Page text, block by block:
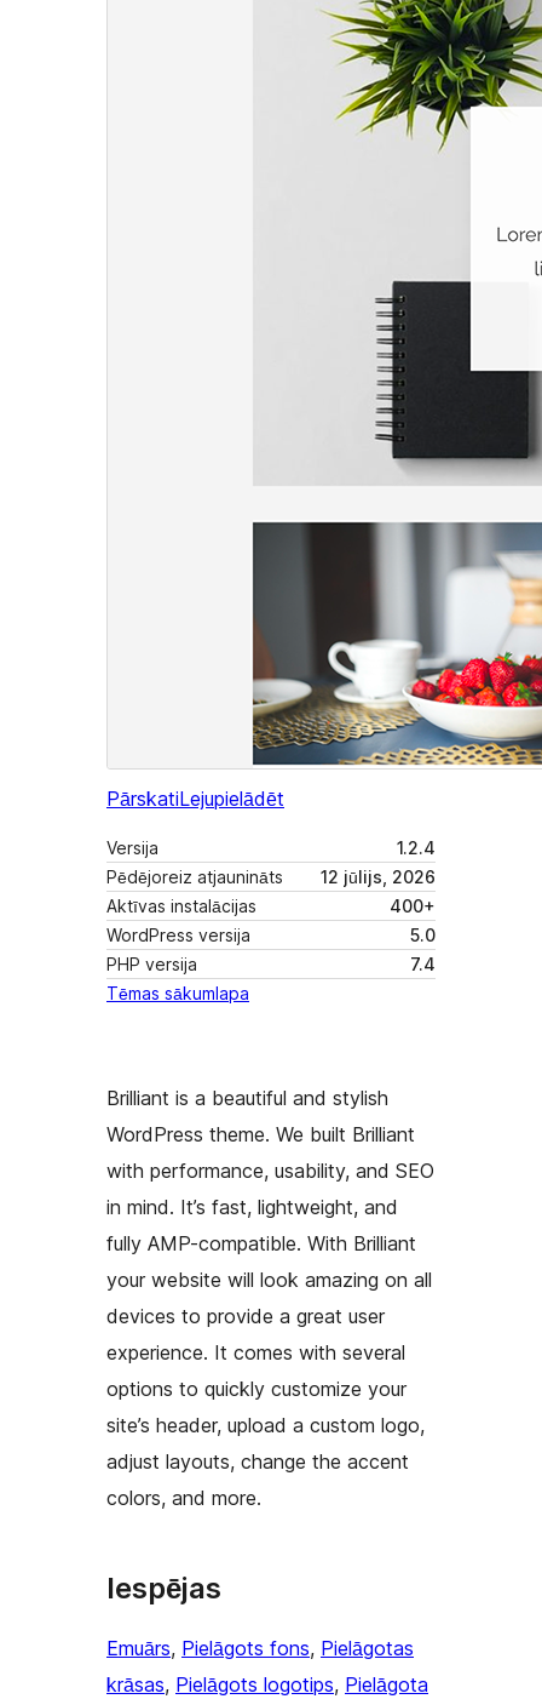
PārskatiLejupielādēt
Versija
1.2.4
Pēdējoreiz atjaunināts
12 jūlijs, 2026
Aktīvas instalācijas
400+
WordPress versija
5.0
PHP versija
7.4
Tēmas sākumlapa
Brilliant is a beautiful and stylish
WordPress theme. We built Brilliant
with performance, usability, and SEO
in mind. It’s fast, lightweight, and
fully AMP-compatible. With Brilliant
your website will look amazing on all
devices to provide a great user
experience. It comes with several
options to quickly customize your
site’s header, upload a custom logo,
adjust layouts, change the accent
colors, and more.
Iespējas
Emuārs, Pielāgots fons, Pielāgotas
krāsas, Pielāgots logotips, Pielāgota